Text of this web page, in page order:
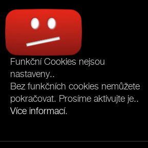
Funkční Cookies nejsou
nastaveny..
Bez funkčních cookies nemůžete
pokračovat. Prosíme aktivujte je..
Více informací.